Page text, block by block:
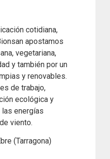
cotidiana,
apostamos
vegetariana,
y también por un
y renovables.
de trabajo,
ecológica y
las energías
viento.
(Tarragona)